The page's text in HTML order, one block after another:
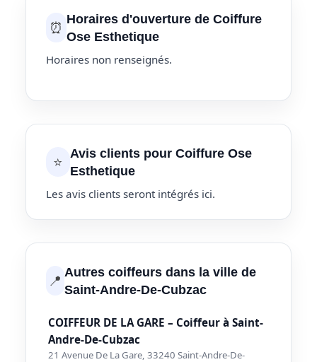
⏰ Horaires d'ouverture de Coiffure
Ose Esthetique
Horaires non renseignés.
⭐ Avis clients pour Coiffure Ose
Esthetique
Les avis clients seront intégrés ici.
📍 Autres coiffeurs dans la ville de
Saint-Andre-De-Cubzac
COIFFEUR DE LA GARE – Coiffeur à Saint-
Andre-De-Cubzac
21 Avenue De La Gare, 33240 Saint-Andre-De-